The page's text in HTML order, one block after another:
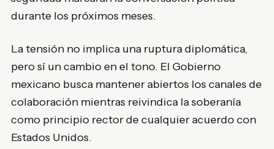
durante los próximos meses.
La tensión no implica una ruptura diplomática,
pero sí un cambio en el tono. El Gobierno
mexicano busca mantener abiertos los canales de
colaboración mientras reivindica la soberanía
como principio rector de cualquier acuerdo con
Estados Unidos.